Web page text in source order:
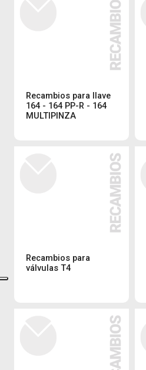
Recambios para llave
164 - 164 PP-R - 164
MULTIPINZA
Recambios para
válvulas T4